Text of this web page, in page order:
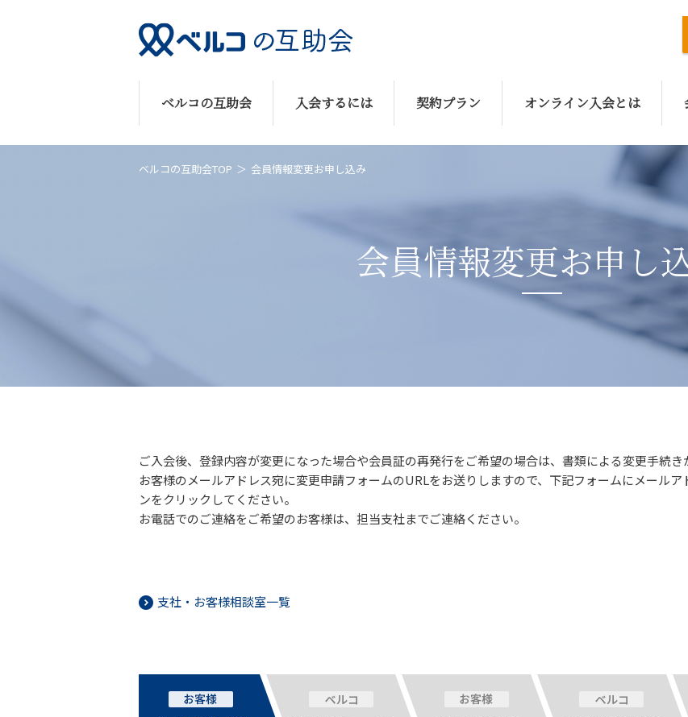
ベルコの互助会 入会するには 契約プラン オンライン入会とは
ベルコの互助会TOP 会員情報変更お申し込み
会員情報変更お申し
ご入会後、登録内容が変更になった場合や会員証の再発行をご希望の場合は、書類による変更手続き
お客様のメールアドレス宛に変更申請フォームのURLをお送りしますので、下記フォームにメール
ンをクリックしてください。
お電話でのご連絡をご希望のお客様は、担当支社までご連絡ください。
支社・お客様相談室一覧